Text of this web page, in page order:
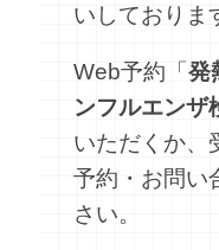
いしておりま
Web予約「発
ンフルエンザ
いただくか、
予約・お問い
さい。